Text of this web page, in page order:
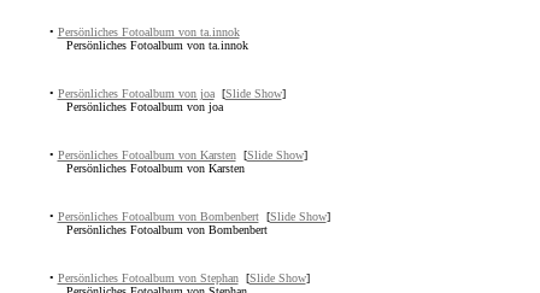
• Persönliches Fotoalbum von ta.innok
Persönliches Fotoalbum von ta.innok
• Persönliches Fotoalbum von joa [Slide Show]
Persönliches Fotoalbum von joa
• Persönliches Fotoalbum von Karsten [Slide Show]
Persönliches Fotoalbum von Karsten
• Persönliches Fotoalbum von Bombenbert [Slide Show]
Persönliches Fotoalbum von Bombenbert
• Persönliches Fotoalbum von Stephan [Slide Show]